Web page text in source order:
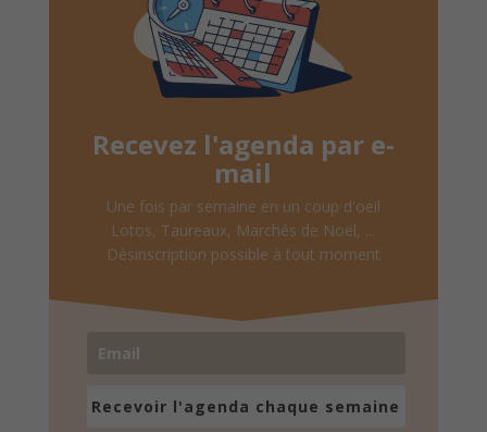
Recevez l'agenda par e-
mail
Une fois par semaine en un coup d'oeil
Lotos, Taureaux, Marchés de Noël, ...
Désinscription possible à tout moment
Recevoir l'agenda chaque semaine